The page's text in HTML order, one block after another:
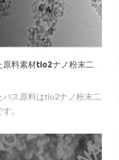
原料素材tio2ナノ粉末二
バス原料はtio2ナノ粉末二
。